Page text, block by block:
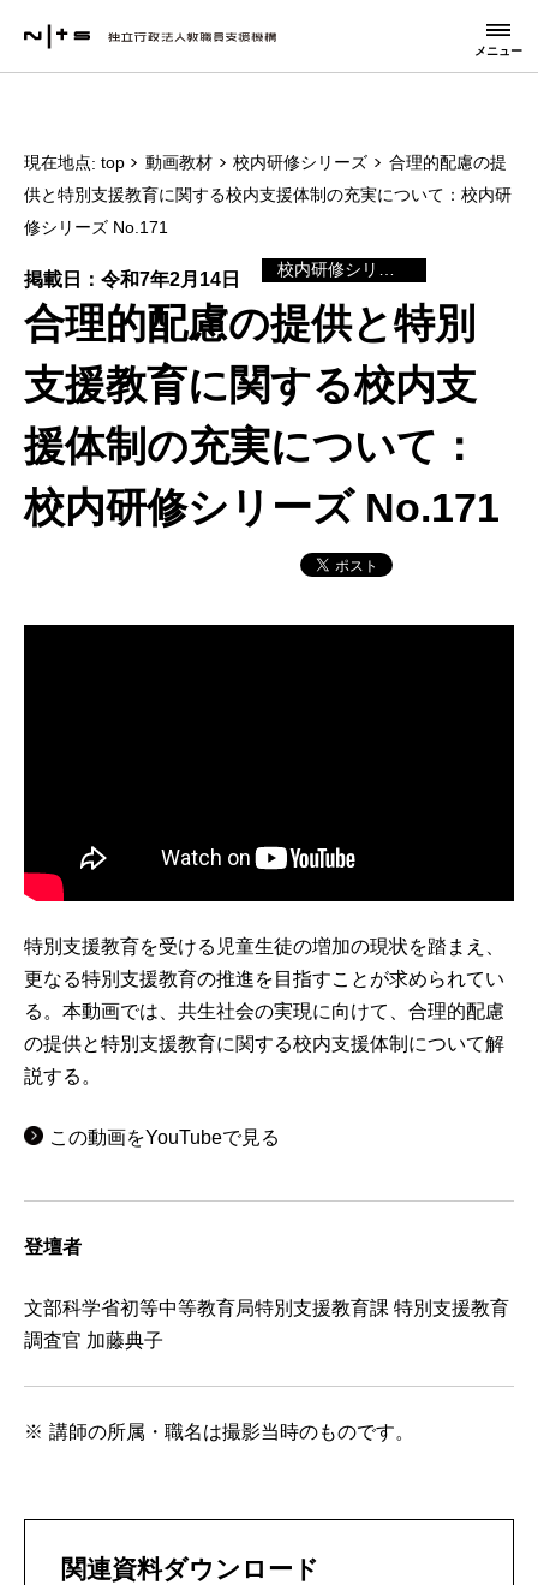
メニュー
現在地点 top 動画教材 校内研修シリーズ
合理的配慮の提
供と特別支援教育に関する校内支援体制の充実について：校内研
修シリーズ No.171
掲載日：令和7年2月14日
合理的配慮の提供と特別
支援教育に関する校内支
援体制の充実について：
校内研修シリーズ No.171
特別支援教育を受ける児童生徒の増加の現状を踏まえ、
更なる特別支援教育の推進を目指すことが求められてい
る。本動画では、共生社会の実現に向けて、合理的配慮
の提供と特別支援教育に関する校内支援体制について解
説する。
この動画をYouTubeで見る
登壇者
文部科学省初等中等教育局特別支援教育課 特別支援教育
調査官 加藤典子
講師の所属・職名は撮影当時のものです。
関連資料ダウンロード